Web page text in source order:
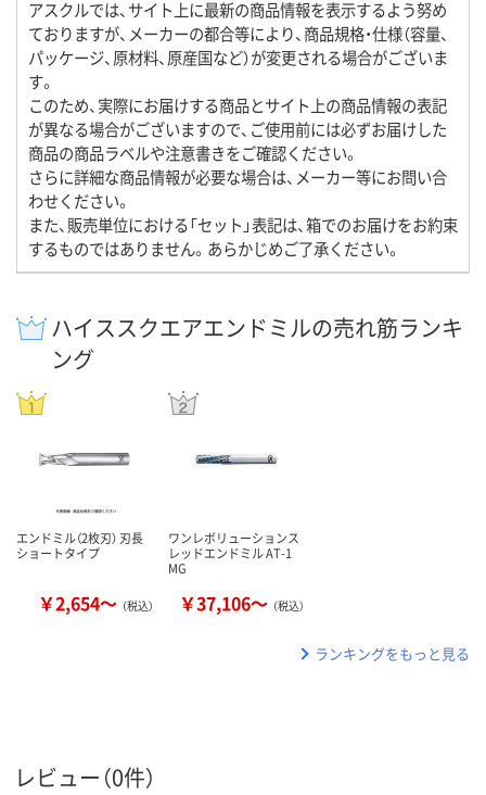
アスクルでは、サイト上に最新の商品情報を表示するよう努め
ておりますが、メーカーの都合等により、商品規格・仕様（容量、
パッケージ、原材料、原産国など）が変更される場合がございま
す。
このため、実際にお届けする商品とサイト上の商品情報の表記
が異なる場合がございますので、ご使用前には必ずお届けした
商品の商品ラベルや注意書きをご確認ください。
さらに詳細な商品情報が必要な場合は、メーカー等にお問い合
わせください。
また、販売単位における「セット」表記は、箱でのお届けをお約束
するものではありません。あらかじめご了承ください。
ハイススクエアエンドミルの売れ筋ランキ
ング
エンドミル（2枚刃） 刃長
ショートタイプ
￥2,654～ （税込）
ワンレボリューションス
レッドエンドミル AT-1
MG
￥37,106～ （税込）
ランキングをもっと見る
レビュー（0件）